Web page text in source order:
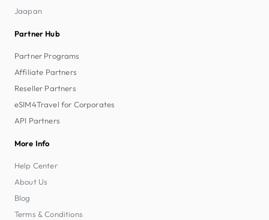
Jaapan
Partner Hub
Partner Programs
Affiliate Partners
Reseller Partners
eSIM4Travel for Corporates
API Partners
More Info
Help Center
About Us
Blog
Terms & Conditions